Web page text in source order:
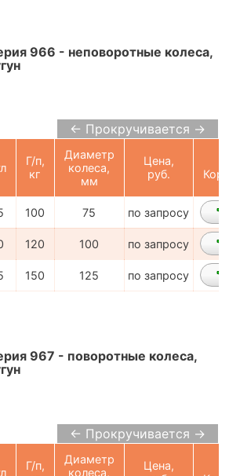
966 - неповоротные колеса,
← Прокручивается →
Г/п,
кг
Диаметр
колеса,
мм
Цена,
руб.
100 75 по запросу
120 100 по запросу
150 125 по запросу
967 - поворотные колеса,
← Прокручивается →
Г/п,
Диаметр
колеса,
Цена,